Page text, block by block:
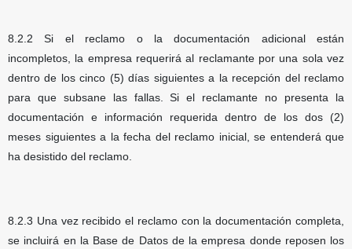
8.2.2 Si el reclamo o la documentación adicional están
incompletos, la empresa requerirá al reclamante por una sola vez
dentro de los cinco (5) días siguientes a la recepción del reclamo
para que subsane las fallas. Si el reclamante no presenta la
documentación e información requerida dentro de los dos (2)
meses siguientes a la fecha del reclamo inicial, se entenderá que
ha desistido del reclamo.
8.2.3 Una vez recibido el reclamo con la documentación completa,
se incluirá en la Base de Datos de la empresa donde reposen los